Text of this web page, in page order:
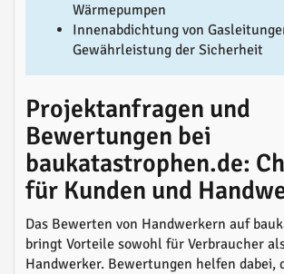
Wärmepumpen
Innenabdichtung von
Gewährleistung der Sicherheit
Projektanfragen und
Bewertungen bei
baukatastrophen.de:
für Kunden und
Das Bewerten von Handwerkern auf
bringt Vorteile sowohl für Verbraucher
Handwerker. Bewertungen helfen dabei,